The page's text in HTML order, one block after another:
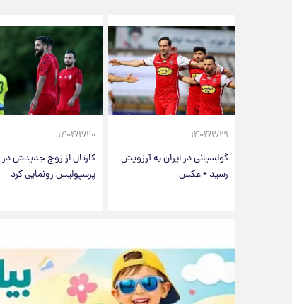
۱۴۰۴/۲/۳۱
گولسیانی در ایران به آرزویش
رسید + عکس
۱۴۰۴/۲/۲۰
کارتال از زوج جدیدش در
پرسپولیس رونمایی کرد